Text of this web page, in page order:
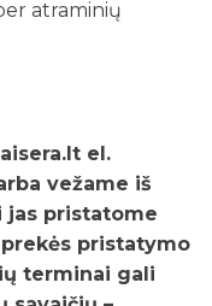
atraminių
el.
vežame iš
jas pristatome
pristatymo
terminai gali